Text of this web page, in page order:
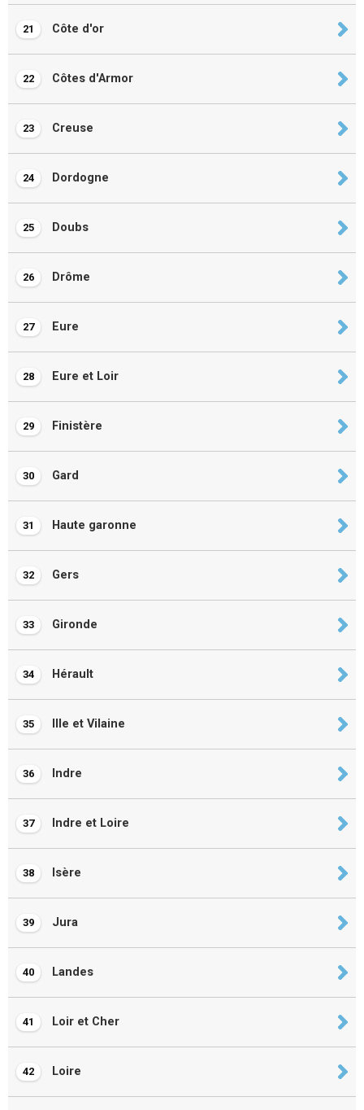
21 Côte d'or
22 Côtes d'Armor
23 Creuse
24 Dordogne
25 Doubs
26 Drôme
27 Eure
28 Eure et Loir
29 Finistère
30 Gard
31 Haute garonne
32 Gers
33 Gironde
34 Hérault
35 Ille et Vilaine
36 Indre
37 Indre et Loire
38 Isère
39 Jura
40 Landes
41 Loir et Cher
42 Loire